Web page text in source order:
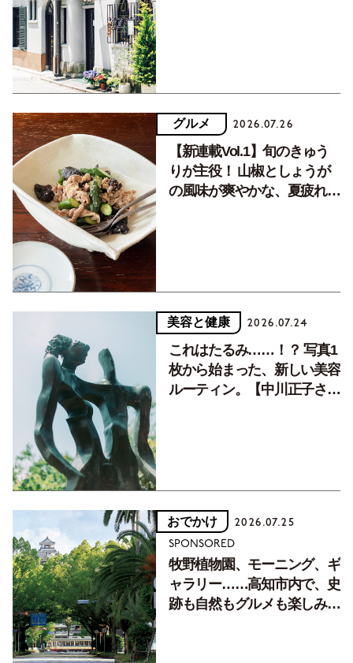
グルメ 2026.07.26
【新連載Vol.1】旬のきゅう
りが主役！ 山椒としょうが
の風味が爽やかな、夏疲れを
美容と健康 2026.07.24
これはたるみ……！？ 写真1
枚から始まった、新しい美容
ルーティン。【中川正子さん
おでかけ 2026.07.25
SPONSORED
牧野植物園、モーニング、ギ
ャラリー……高知市内で、史
跡も自然もグルメも楽しみ尽